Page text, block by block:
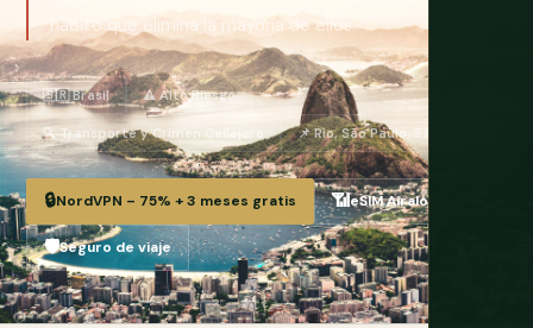
hábito que elimina la mayoría de ellos.
🇧🇷 Brasil ⚠️ Alto Riesgo
🔍 Transporte y Crimen Callejero 📌 Río, São Paulo, Salvador
🔒NordVPN – 75% + 3 meses gratis 📶eSIM Airalo
🛡️Seguro de viaje